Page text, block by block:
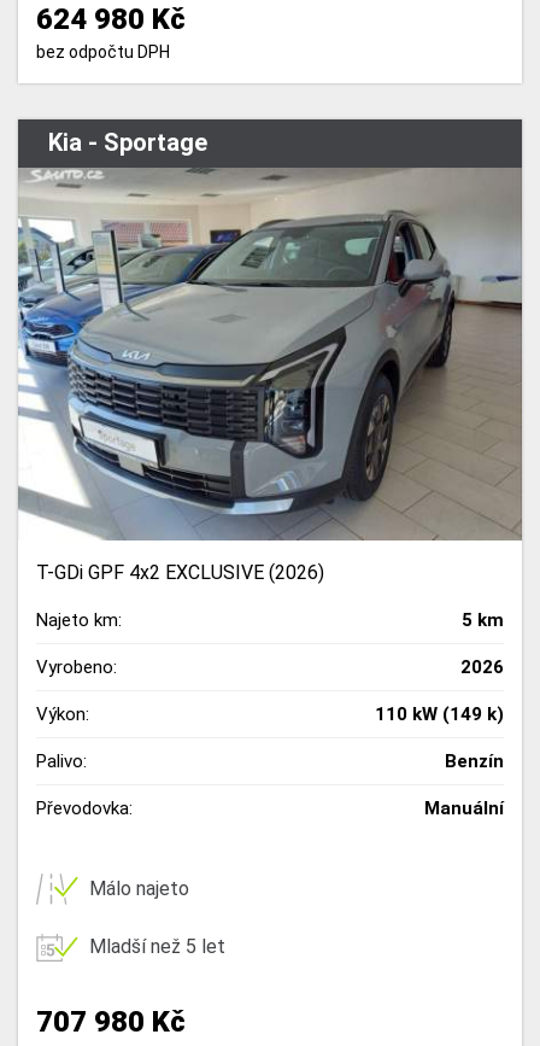
624 980 Kč
bez odpočtu DPH
Kia - Sportage
T-GDi GPF 4x2 EXCLUSIVE (2026)
Najeto km: 5 km
Vyrobeno: 2026
Výkon: 110 kW (149 k)
Palivo: Benzín
Převodovka: Manuální
Málo najeto
Mladší než 5 let
707 980 Kč